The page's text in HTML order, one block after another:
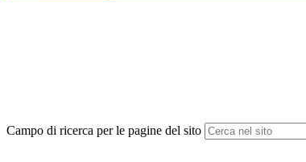
Campo di ricerca per le pagine del sito